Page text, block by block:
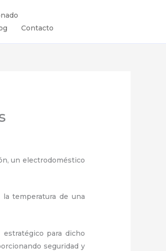
Contacto
un electrodoméstico
temperatura de una
para dicho
seguridad y